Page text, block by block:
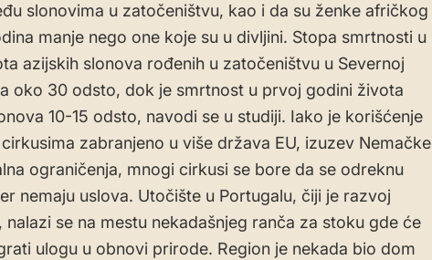
slonovima u zatočeništvu, kao i da su ženke afričkog
manje nego one koje su u divljini. Stopa smrtnosti u
azijskih slonova rođenih u zatočeništvu u Severnoj
oko 30 odsto, dok je smrtnost u prvoj godini života
10-15 odsto, navodi se u studiji. Iako je korišćenje
zabranjeno u više država EU, izuzev Nemačke
ograničenja, mnogi cirkusi se bore da se odreknu
nemaju uslova. Utočište u Portugalu, čiji je razvoj
nalazi se na mestu nekadašnjeg ranča za stoku gde će
ulogu u obnovi prirode. Region je nekada bio dom